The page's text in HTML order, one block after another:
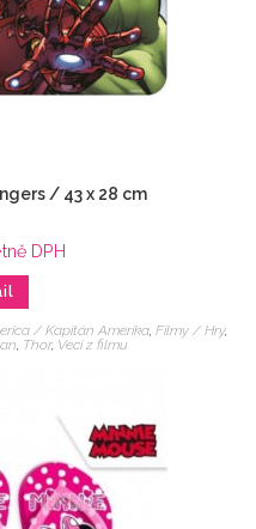
/ 43 x 28 cm
DPH
/ Kapitán Amerika, Filmy / Hry,
, Thor, Veci z filmu